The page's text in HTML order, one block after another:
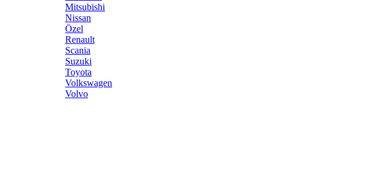
Mitsubishi
Nissan
Özel
Renault
Scania
Suzuki
Toyota
Volkswagen
Volvo